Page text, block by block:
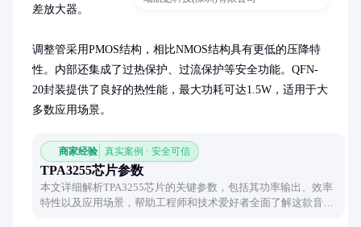
差放大器。
调整管采用PMOS结构，相比NMOS结构具有更低的压降特
性。内部还集成了过热保护、过流保护等安全功能。QFN-
20封装提供了良好的热性能，最大功耗可达1.5W，适用于大
多数应用场景。
商家经验 真实案例 · 安全可信
TPA3255芯片参数
本文详细解析TPA3255芯片的关键参数，包括其功率输出、效率
特性以及应用场景，帮助工程师和技术爱好者全面了解这款音频